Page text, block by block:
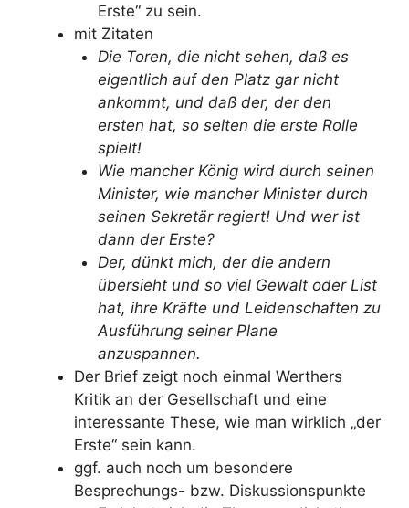
Erste“ zu sein.
mit Zitaten
Die Toren, die nicht sehen, daß es
eigentlich auf den Platz gar nicht
ankommt, und daß der, der den
ersten hat, so selten die erste Rolle
spielt!
Wie mancher König wird durch seinen
Minister, wie mancher Minister durch
seinen Sekretär regiert! Und wer ist
dann der Erste?
Der, dünkt mich, der die andern
übersieht und so viel Gewalt oder List
hat, ihre Kräfte und Leidenschaften zu
Ausführung seiner Plane
anzuspannen.
Der Brief zeigt noch einmal Werthers
Kritik an der Gesellschaft und eine
interessante These, wie man wirklich „der
Erste“ sein kann.
ggf. auch noch um besondere
Besprechungs- bzw. Diskussionspunkte